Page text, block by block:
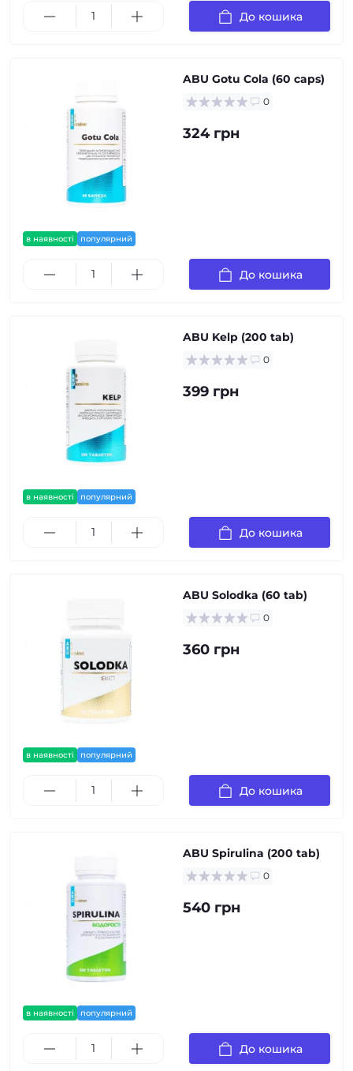
До кошика
в наявності популярний
ABU Gotu Cola (60 caps)
0
324 грн
До кошика
в наявності популярний
ABU Kelp (200 tab)
0
399 грн
До кошика
в наявності популярний
ABU Solodka (60 tab)
0
360 грн
До кошика
в наявності популярний
ABU Spirulina (200 tab)
0
540 грн
До кошика